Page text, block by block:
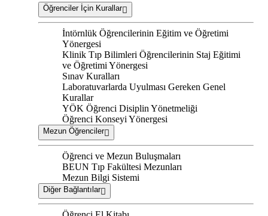
Öğrenciler İçin Kurallar
İntörnlük Öğrencilerinin Eğitim ve Öğretimi
Yönergesi
Klinik Tıp Bilimleri Öğrencilerinin Staj Eğitimi
ve Öğretimi Yönergesi
Sınav Kuralları
Laboratuvarlarda Uyulması Gereken Genel
Kurallar
YÖK Öğrenci Disiplin Yönetmeliği
Öğrenci Konseyi Yönergesi
Mezun Öğrenciler
Öğrenci ve Mezun Buluşmaları
BEUN Tıp Fakültesi Mezunları
Mezun Bilgi Sistemi
Diğer Bağlantılar